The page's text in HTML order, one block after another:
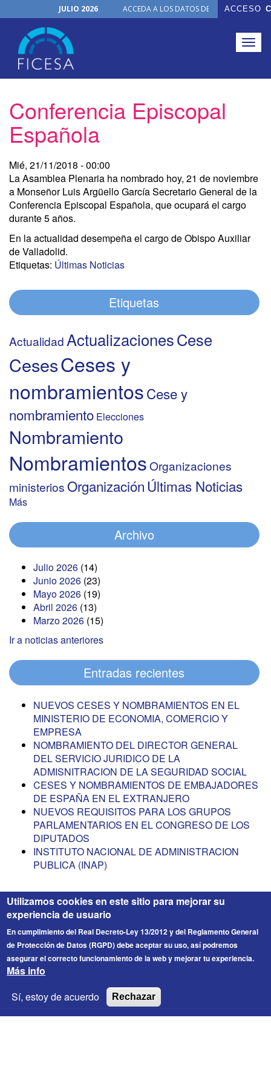
contenido
principal
JULIO 2026
Horario de Oficina
FICHAS ON-LINE
ACCEDA A LOS DATOS DE TODOS LOS
ACCESO
Conferencia Episcopal
Española
Mié, 21/11/2018 - 00:00
La Asamblea Plenaria ha nombrado hoy, 21 de noviembre
a Monseñor Luis Argüello García Secretario General de la
Conferencia Episcopal Española, que ocupará el cargo
durante 5 años.
En la actualidad desempeña el cargo de Obispo Auxiliar
de Valladolid.
Etiquetas: Últimas Noticias
Etiquetas
Actualidad ActualizacionesCese
CesesCeses y
nombramientosCese y
nombramiento Elecciones
Nombramiento
NombramientosOrganizaciones
ministeriosOrganizaciónÚltimas Noticias
Más
Archivo
Julio 2026 (14)
Junio 2026 (23)
Mayo 2026 (19)
Abril 2026 (13)
Marzo 2026 (15)
Ir a noticias anteriores
Entradas recientes
NUEVOS CESES Y NOMBRAMIENTOS EN EL
MINISTERIO DE ECONOMIA, COMERCIO Y
EMPRESA
NOMBRAMIENTO DEL DIRECTOR GENERAL
DEL SERVICIO JURIDICO DE LA
ADMISNITRACION DE LA SEGURIDAD SOCIAL
CESES Y NOMBRAMIENTOS DE EMBAJADORES
DE ESPAÑA EN EL EXTRANJERO
NUEVOS REQUISITOS PARA LOS GRUPOS
PARLAMENTARIOS EN EL CONGRESO DE LOS
DIPUTADOS
INSTITUTO NACIONAL DE ADMINISTRACION
PUBLICA (INAP)
FICESA
derechos reservados.
Utilizamos cookies en este sitio para mejorar su
experiencia de usuario
En cumplimiento del Real Decreto-Ley 13/2012 y del Reglamento General
de Protección de Datos (RGPD) debe aceptar su uso, así podremos
asegurar el correcto funcionamiento de la web y mejorar tu experiencia.
Más info
Sí, estoy de acuerdo
Rechazar